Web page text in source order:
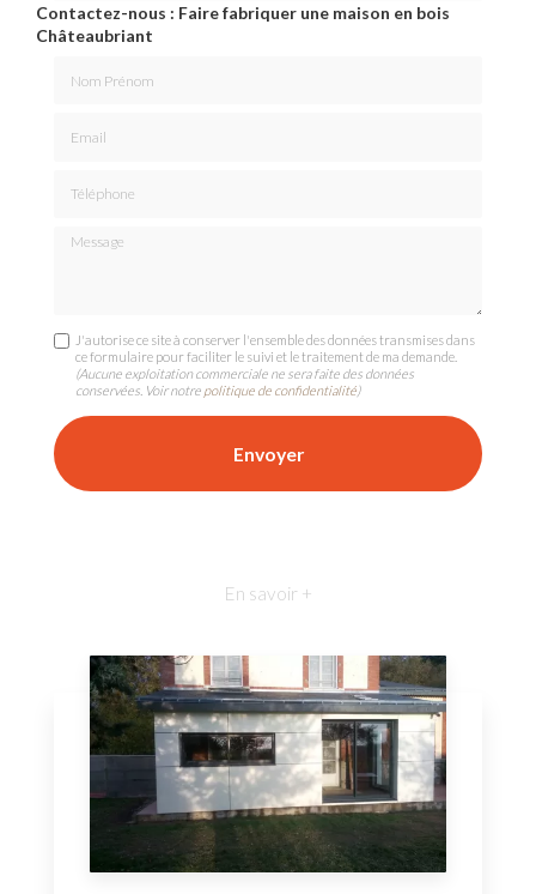
Contactez-nous : Faire fabriquer une maison en bois
Châteaubriant
Message
J'autorise ce site à conserver l'ensemble des données transmises dans
ce formulaire pour faciliter le suivi et le traitement de ma demande.
(Aucune exploitation commerciale ne sera faite des données
conservées. Voir notre politique de confidentialité)
En savoir +